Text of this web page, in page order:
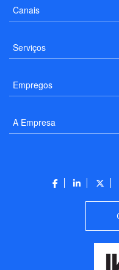
Canais
Serviços
Empregos
A Empresa